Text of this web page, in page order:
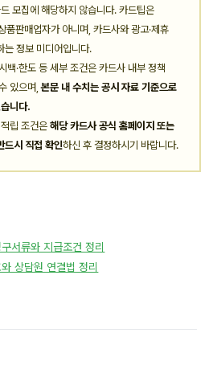
모집에 해당하지 않습니다. 카드팁은
품판매업자가 아니며, 카드사와 광고·제휴
는 정보 미디어입니다.
백·한도 등 세부 조건은 카드사 내부 정책
있으며,본문 내 수치는 공시 자료 기준으로
니다.
립 조건은 해당 카드사 공식 홈페이지 또는
드시 직접 확인하신 후 결정하시기 바랍니다.
서류와 지급조건 정리
상담원 연결법 정리